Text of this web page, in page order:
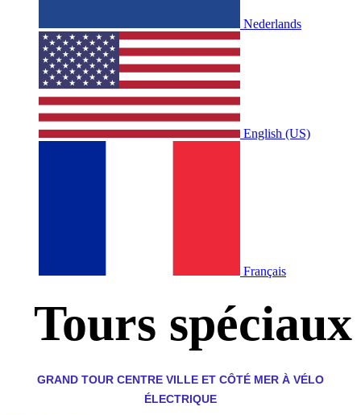
Nederlands
English (US)
Français
Tours spéciaux
GRAND TOUR CENTRE VILLE ET CÔTÉ MER À VÉLO
ÉLECTRIQUE